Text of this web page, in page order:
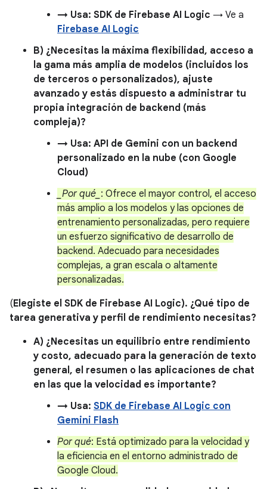
→ Usa: SDK de Firebase AI Logic → Ve a
Firebase AI Logic
B) ¿Necesitas la máxima flexibilidad, acceso a
la gama más amplia de modelos (incluidos los
de terceros o personalizados), ajuste
avanzado y estás dispuesto a administrar tu
propia integración de backend (más
compleja)?
→ Usa: API de Gemini con un backend
personalizado en la nube (con Google
Cloud)
_Por qué_ : Ofrece el mayor control, el acceso
más amplio a los modelos y las opciones de
entrenamiento personalizadas, pero requiere
un esfuerzo significativo de desarrollo de
backend. Adecuado para necesidades
complejas, a gran escala o altamente
personalizadas.
(Elegiste el SDK de Firebase AI Logic). ¿Qué tipo de
tarea generativa y perfil de rendimiento necesitas?
A) ¿Necesitas un equilibrio entre rendimiento
y costo, adecuado para la generación de texto
general, el resumen o las aplicaciones de chat
en las que la velocidad es importante?
→ Usa: SDK de Firebase AI Logic con
Gemini Flash
Por qué: Está optimizado para la velocidad y
la eficiencia en el entorno administrado de
Google Cloud.